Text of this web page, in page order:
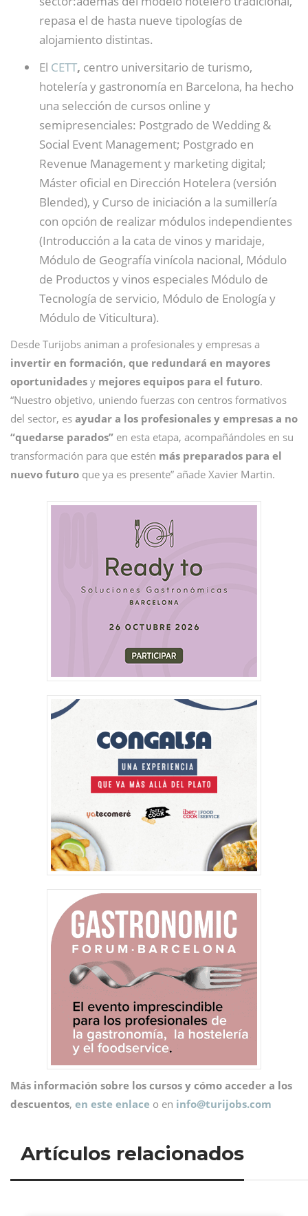
repasa el de hasta nueve tipologías de
alojamiento distintas.
El CETT, centro universitario de turismo,
hotelería y gastronomía en Barcelona, ha hecho
una selección de cursos online y
semipresenciales: Postgrado de Wedding &
Social Event Management; Postgrado en
Revenue Management y marketing digital;
Máster oficial en Dirección Hotelera (versión
Blended), y Curso de iniciación a la sumillería
con opción de realizar módulos independientes
(Introducción a la cata de vinos y maridaje,
Módulo de Geografía vinícola nacional, Módulo
de Productos y vinos especiales Módulo de
Tecnología de servicio, Módulo de Enología y
Módulo de Viticultura).
Desde Turijobs animan a profesionales y empresas a
invertir en formación, que redundará en mayores
oportunidades y mejores equipos para el futuro.
“Nuestro objetivo, uniendo fuerzas con centros formativos
del sector, es ayudar a los profesionales y empresas a no
“quedarse parados” en esta etapa, acompañándoles en su
transformación para que estén más preparados para el
nuevo futuro que ya es presente” añade Xavier Martin.
Más información sobre los cursos y cómo acceder a los
descuentos, en este enlace o en info@turijobs.com
Artículos relacionados